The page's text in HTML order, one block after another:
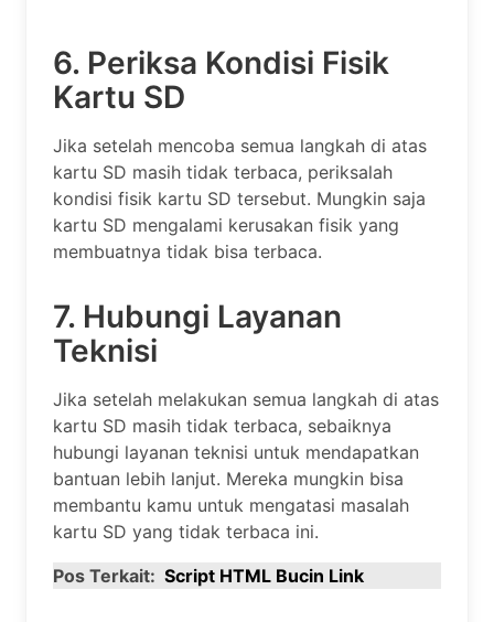
6. Periksa Kondisi Fisik
Kartu SD
Jika setelah mencoba semua langkah di atas
kartu SD masih tidak terbaca, periksalah
kondisi fisik kartu SD tersebut. Mungkin saja
kartu SD mengalami kerusakan fisik yang
membuatnya tidak bisa terbaca.
7. Hubungi Layanan
Teknisi
Jika setelah melakukan semua langkah di atas
kartu SD masih tidak terbaca, sebaiknya
hubungi layanan teknisi untuk mendapatkan
bantuan lebih lanjut. Mereka mungkin bisa
membantu kamu untuk mengatasi masalah
kartu SD yang tidak terbaca ini.
Pos Terkait: Script HTML Bucin Link